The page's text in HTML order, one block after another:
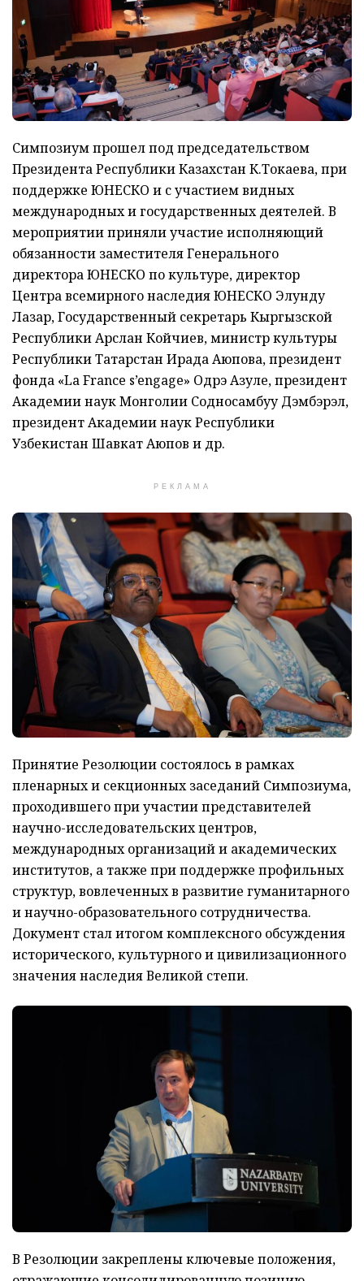
Симпозиум прошел под председательством
Президента Республики Казахстан К.Токаева, при
поддержке ЮНЕСКО и с участием видных
международных и государственных деятелей. В
мероприятии приняли участие исполняющий
обязанности заместителя Генерального
директора ЮНЕСКО по культуре, директор
Центра всемирного наследия ЮНЕСКО Элунду
Лазар, Государственный секретарь Кыргызской
Республики Арслан Койчиев, министр культуры
Республики Татарстан Ирада Аюпова, президент
фонда «La France s’engage» Одрэ Азуле, президент
Академии наук Монголии Содносамбуу Дэмбэрэл,
президент Академии наук Республики
Узбекистан Шавкат Аюпов и др.
РЕКЛАМА
Принятие Резолюции состоялось в рамках
пленарных и секционных заседаний Симпозиума,
проходившего при участии представителей
научно-исследовательских центров,
международных организаций и академических
институтов, а также при поддержке профильных
структур, вовлеченных в развитие гуманитарного
и научно-образовательного сотрудничества.
Документ стал итогом комплексного обсуждения
исторического, культурного и цивилизационного
значения наследия Великой степи.
В Резолюции закреплены ключевые положения,